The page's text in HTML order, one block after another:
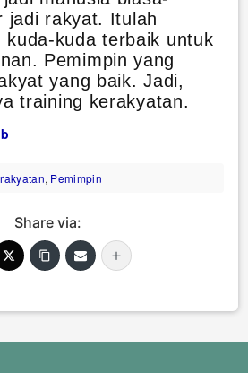
jadi rakyat. Itulah
kuda-kuda terbaik untuk
Pemimpin yang
yang baik. Jadi,
training kerakyatan.
, Pemimpin
Share via: